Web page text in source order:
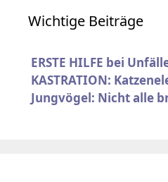
Wichtige Beiträge
ERSTE HILFE bei
KASTRATION:
Jungvögel: Nicht alle